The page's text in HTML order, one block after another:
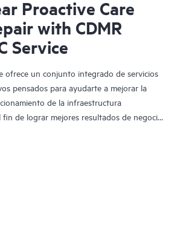
Proactive Care
with CDMR
Service
ofrece un conjunto integrado de servicios
pensados para ayudarte a mejorar la
de la infraestructura
de lograr mejores resultados de negocio.
trabajar en conjunto y de manera
dispositivos presentes en estos